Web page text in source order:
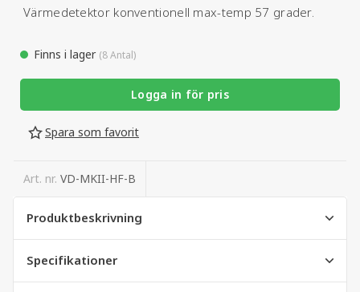
Värmedetektor konventionell max-temp 57 grader.
Finns i lager (8 Antal)
Logga in för pris
Spara som favorit
Art. nr. VD-MKII-HF-B
Produktbeskrivning
Specifikationer